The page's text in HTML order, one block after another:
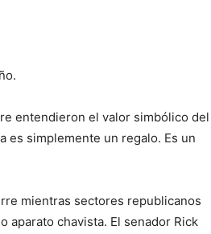
entendieron el valor simbólico del
es simplemente un regalo. Es un
mientras sectores republicanos
aparato chavista. El senador Rick